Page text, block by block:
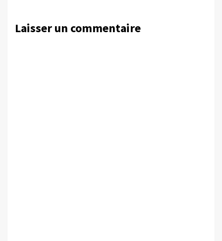
Laisser un commentaire